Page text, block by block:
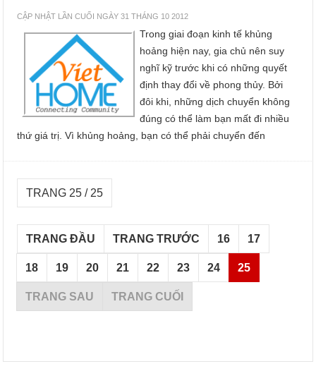
CẬP NHẬT LẦN CUỐI NGÀY 31 THÁNG 10 2012
Trong giai đoạn kinh tế khủng
hoảng hiện nay, gia chủ nên suy
nghĩ kỹ trước khi có những quyết
định thay đổi về phong thủy. Bởi
đôi khi, những dịch chuyển không
đúng có thể làm bạn mất đi nhiều
thứ giá trị. Vì khủng hoảng, bạn có thể phải chuyển đến
TRANG 25 / 25
TRANG ĐẦU TRANG TRƯỚC 16 17
18 19 20 21 22 23 24 25
TRANG SAU TRANG CUỐI